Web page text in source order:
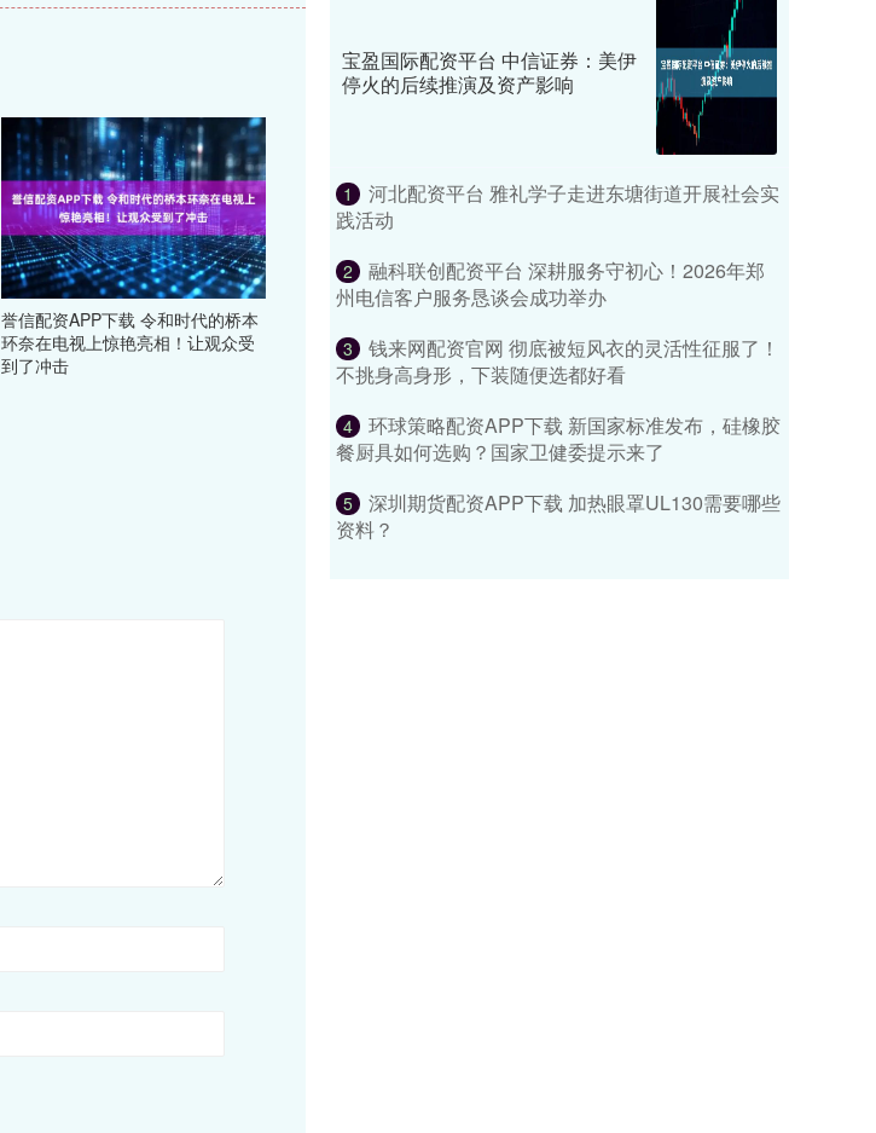
誉信配资APP下载 令和时代的桥本
环奈在电视上惊艳亮相！让观众受
到了冲击
宝盈国际配资平台 中信证券：美伊
停火的后续推演及资产影响
1
河北配资平台 雅礼学子走进东塘街道开展社会实
践活动
2
融科联创配资平台 深耕服务守初心！2026年郑
州电信客户服务恳谈会成功举办
3
钱来网配资官网 彻底被短风衣的灵活性征服了！
不挑身高身形，下装随便选都好看
4
环球策略配资APP下载 新国家标准发布，硅橡胶
餐厨具如何选购？国家卫健委提示来了
5
深圳期货配资APP下载 加热眼罩UL130需要哪些
资料？